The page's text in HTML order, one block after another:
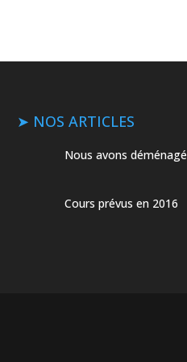
➤ NOS ARTICLES
Nous avons déménagé
Cours prévus en 2016